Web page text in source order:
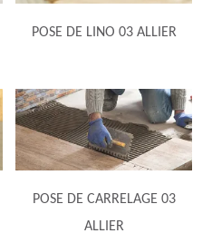
POSE DE LINO 03 ALLIER
POSE DE CARRELAGE 03
ALLIER